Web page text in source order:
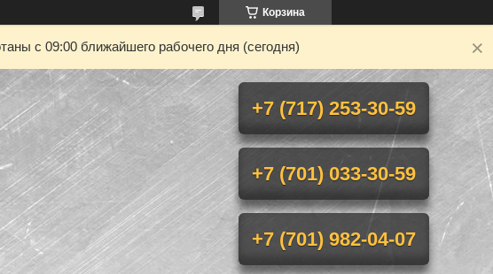
Корзина
с 09:00 ближайшего рабочего дня (сегодня)
+7 (717) 253-30-59
+7 (701) 033-30-59
+7 (701) 982-04-07